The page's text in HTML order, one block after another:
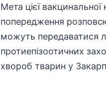
Мета цієї вакцинальної
попередження
можуть передаватися
протиепізоотичних
хвороб тварин у